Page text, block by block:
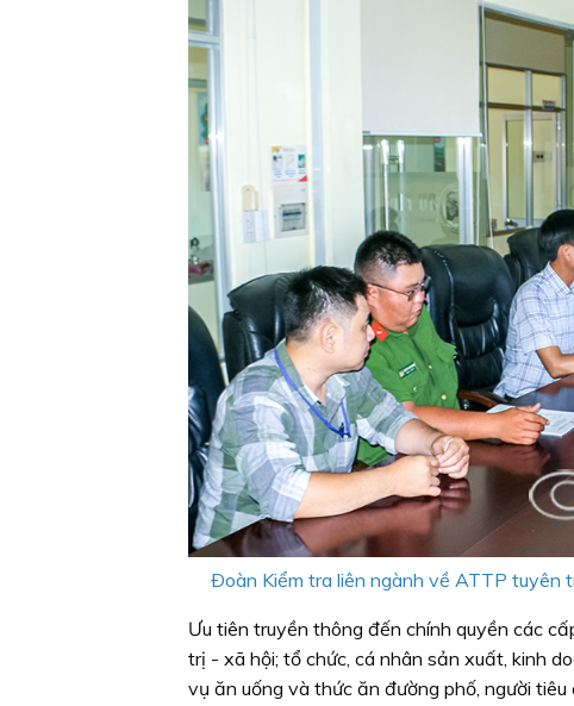
Ðoàn Kiểm tra liên ngành về ATTP tuyên
Ưu tiên truyền thông đến chính quyền các
trị - xã hội; tổ chức, cá nhân sản xuất, kinh
vụ ăn uống và thức ăn đường phố, người tiêu